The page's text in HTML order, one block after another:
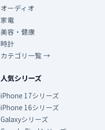
オーディオ
家電
美容・健康
時計
カテゴリ一覧 →
人気シリーズ
iPhone 17シリーズ
iPhone 16シリーズ
Galaxyシリーズ